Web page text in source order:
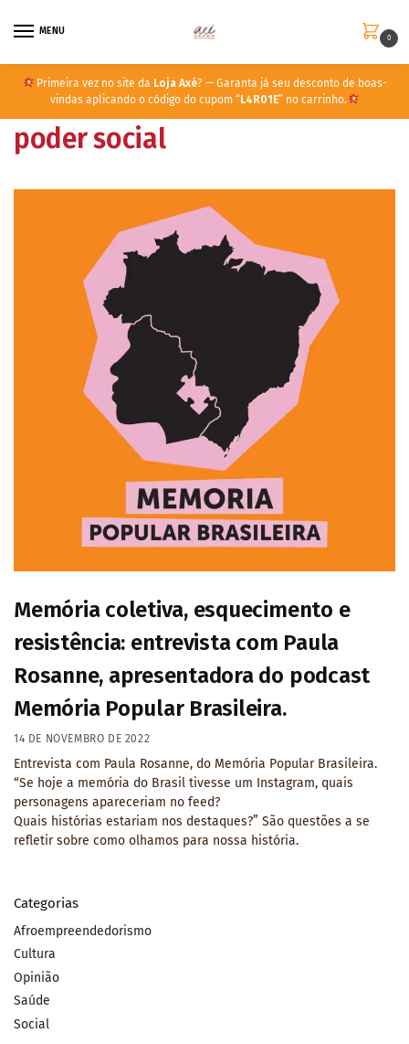
MENU
0
Primeira vez no site da Loja Axé? — Garanta já seu desconto de boas-
vindas aplicando o código do cupom “ L4R01E” no carrinho.
poder social
Memória coletiva, esquecimento e
resistência: entrevista com Paula
Rosanne, apresentadora do podcast
Memória Popular Brasileira.
14 DE NOVEMBRO DE 2022
Entrevista com Paula Rosanne, do Memória Popular Brasileira.
“Se hoje a memória do Brasil tivesse um Instagram, quais
personagens apareceriam no feed?
Quais histórias estariam nos destaques?” São questões a se
refletir sobre como olhamos para nossa história.
Categorias
Afroempreendedorismo
Cultura
Opinião
Saúde
Social